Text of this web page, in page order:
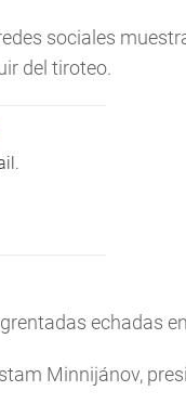
sociales
del tiroteo.
echadas
Minnijánov,